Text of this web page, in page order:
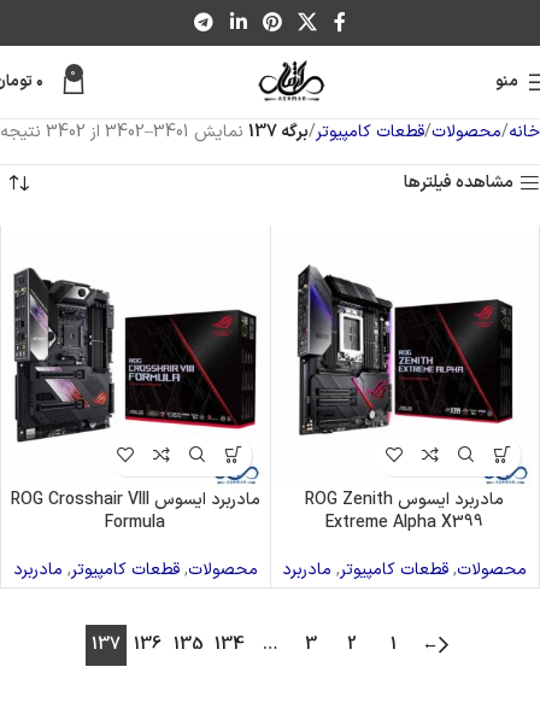
منو 0 ۰
خانه محصولات قطعات کامپیوتر برگه 137
نمایش 3401–3402 از 3402 نتیجه
مشاهده فیلترها
مادربرد ایسوس ROG Zenith
Extreme Alpha X399
محصولات,قطعات کامپیوتر, مادربرد
مادربرد ایسوس ROG Crosshair VIII
Formula
محصولات,قطعات کامپیوتر, مادربرد
←
1
2
3
…
134
135
136
137